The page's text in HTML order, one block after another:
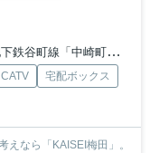
鉄谷町線「中崎町」駅 徒歩13分
CATV
宅配ボックス
なら「KAISEI梅田」。